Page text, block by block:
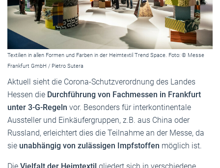
Textilien in allen Formen und Farben in der Heimtextil Trend Space. Foto: © Messe
Frankfurt GmbH / Pietro Sutera
Aktuell sieht die Corona-Schutzverordnung des Landes
Hessen die Durchführung von Fachmessen in Frankfurt
unter 3-G-Regeln vor. Besonders für interkontinentale
Aussteller und Einkäufergruppen, z.B. aus China oder
Russland, erleichtert dies die Teilnahme an der Messe, da
sie unabhängig von zulässigen Impfstoffen möglich ist.